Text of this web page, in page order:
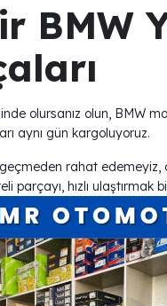
BMW
olursanız olun, BMW
aynı gün kargoluyoruz.
rahat edemeyiz,
parçayı, hızlı ulaştırmak